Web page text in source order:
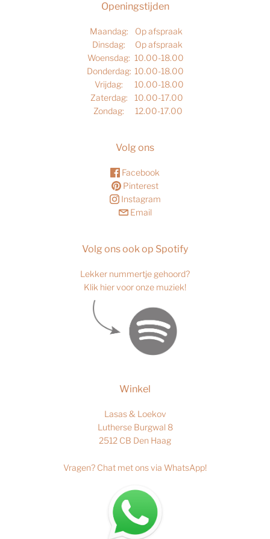
Openingstijden
Maandag:
Op afspraak
Dinsdag:
Op afspraak
Woensdag: 10.00-18.00
Donderdag: 10.00-18.00
Vrijdag:
10.00-18.00
Zaterdag:
10.00-17.00
Zondag:
12.00-17.00
Volg ons
Facebook
Pinterest
Instagram
Email
Volg ons ook op Spotify
Lekker nummertje gehoord?
Klik hier voor onze muziek!
Winkel
Lasas & Loekov
Lutherse Burgwal 8
2512 CB Den Haag
Vragen? Chat met ons via WhatsApp!